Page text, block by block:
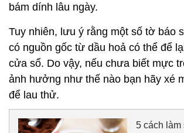
bám dính lâu ngày.
Tuy nhiên, lưu ý rằng một số tờ báo
có nguồn gốc từ dầu hoả có thể để
cửa sổ. Do vậy, nếu chưa biết mực
ảnh hưởng như thế nào bạn hãy xé
để lau thử.
5 cách làm